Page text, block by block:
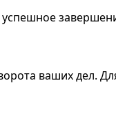
ваших дел.